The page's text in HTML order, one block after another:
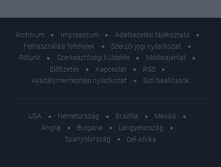
Archívum Impresszum
Adatkezelési tájékoztató
Felhasználási feltételek
Szerzői jogi nyilatkozat
Rólunk
Szerkesztőségi küldetés
Médiaajánlat
Előfizetés
Kapcsolat
RSS
Akadálymentesítési nyilatkozat
Süti beállítások
USA Németország Brazília
Mexikó
Anglia
Bulgária
Lengyelország
Spanyolország
Dél-Afrika